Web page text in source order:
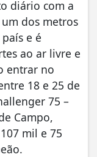
diário com a
dos metros
e é
ao ar livre e
entrar no
18 e 25 de
75 –
Campo,
mil e 75